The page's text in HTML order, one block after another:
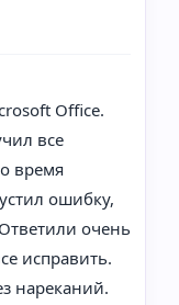
Office.
все
время
ошибку,
очень
исправить.
нареканий.